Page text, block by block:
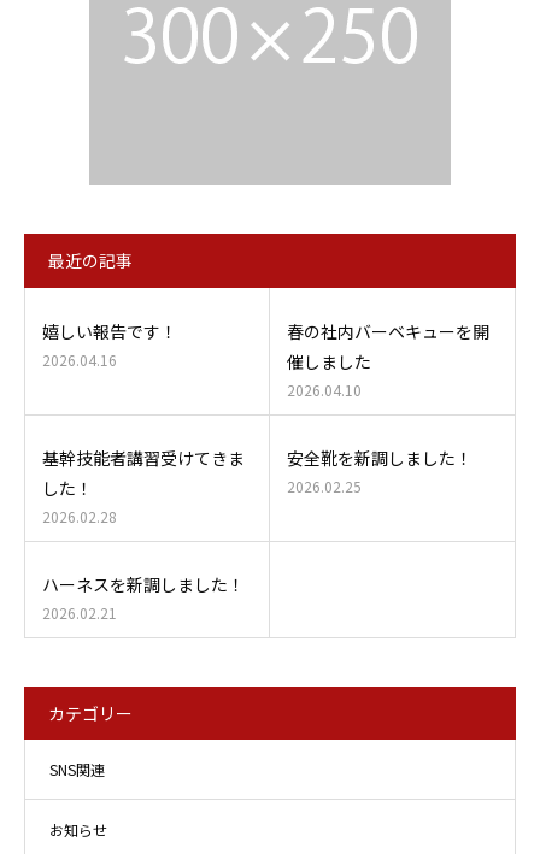
最近の記事
嬉しい報告です！
2026.04.16
春の社内バーベキューを開
催しました
2026.04.10
基幹技能者講習受けてきま
した！
2026.02.28
安全靴を新調しました！
2026.02.25
ハーネスを新調しました！
2026.02.21
カテゴリー
SNS関連
お知らせ